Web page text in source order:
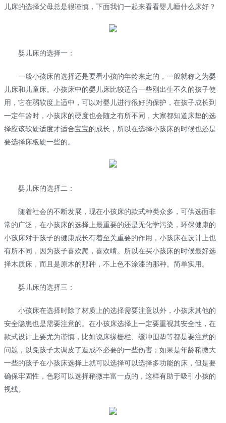
儿床的选择父母总是很谨慎，下面我们一起来看看婴儿睡什么床好？
婴儿床的选择一：
一般小孩床的选择还是要看小孩的年龄来定的，一般就称之为婴
儿床和儿童床。小孩床中的婴儿床比较适合一些刚出生不久的孩子使
用，它在弱软度上适中，可以对婴儿进行很好的保护，在孩子成长到
一定年龄时，小孩床的硬度也会随之有所不同，大家都知道床垫的选
择应该软硬适度才适合宝宝的成长，所以在选择小孩床的时候也还是
要选择床板硬一些的。
婴儿床的选择二：
随着社会的不断发展，现在小孩床的款式种类众多，可供选面非
常的广泛，在小孩床的选择上最重要的还是无化学污染，环保健康的
小孩床对于孩子的健康成长有着至关重要的作用，小孩床在设计上也
有所不同，因为孩子喜欢爬，喜欢啃。所以在买小孩床的时候最好选
择木质床，而且是原木的那种，不上色不涂漆的那种。简单实用。
婴儿床的选择三：
小孩床在选择时除了材质上的选择需要注意以外，小孩床其他的
安全隐患也是需要注意的。在小孩床选择上一定要重视其安全性，在
款式设计上要尤为谨慎，比如说床缘栅栏、缓冲围垫等都是要注意的
问题，以免孩子太调皮了造成不必要的一些伤害；如果是年龄稍微大
一些的孩子在小孩床选择上就可以选择可以选择多功能的床，但是要
确保牢固性，色彩可以选择稍微丰富一点的，这样有助于吸引小孩的
视线。